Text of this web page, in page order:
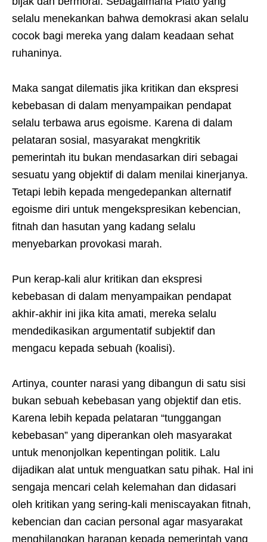
selalu menekankan bahwa demokrasi akan selalu
cocok bagi mereka yang dalam keadaan sehat
ruhaninya.
Maka sangat dilematis jika kritikan dan ekspresi
kebebasan di dalam menyampaikan pendapat
selalu terbawa arus egoisme. Karena di dalam
pelataran sosial, masyarakat mengkritik
pemerintah itu bukan mendasarkan diri sebagai
sesuatu yang objektif di dalam menilai kinerjanya.
Tetapi lebih kepada mengedepankan alternatif
egoisme diri untuk mengekspresikan kebencian,
fitnah dan hasutan yang kadang selalu
menyebarkan provokasi marah.
Pun kerap-kali alur kritikan dan ekspresi
kebebasan di dalam menyampaikan pendapat
akhir-akhir ini jika kita amati, mereka selalu
mendedikasikan argumentatif subjektif dan
mengacu kepada sebuah (koalisi).
Artinya, counter narasi yang dibangun di satu sisi
bukan sebuah kebebasan yang objektif dan etis.
Karena lebih kepada pelataran “tunggangan
kebebasan” yang diperankan oleh masyarakat
untuk menonjolkan kepentingan politik. Lalu
dijadikan alat untuk menguatkan satu pihak. Hal ini
sengaja mencari celah kelemahan dan didasari
oleh kritikan yang sering-kali meniscayakan fitnah,
kebencian dan cacian personal agar masyarakat
menghilangkan harapan kepada pemerintah yang